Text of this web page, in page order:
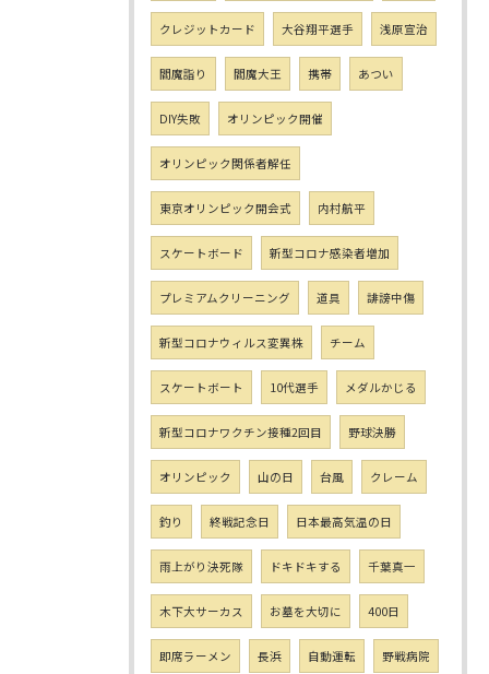
クレジットカード 大谷翔平選手 浅原宣治
閻魔詣り 閻魔大王 携帯 あつい
DIY失敗 オリンピック開催
オリンピック関係者解任
東京オリンピック開会式 内村航平
スケートボード 新型コロナ感染者増加
プレミアムクリーニング 道具 誹謗中傷
新型コロナウィルス変異株 チーム
スケートボート 10代選手 メダルかじる
新型コロナワクチン接種2回目 野球決勝
オリンピック 山の日 台風 クレーム
釣り 終戦記念日 日本最高気温の日
雨上がり決死隊 ドキドキする 千葉真一
木下大サーカス お墓を大切に 400日
即席ラーメン 長浜 自動運転 野戦病院